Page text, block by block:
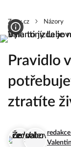
Zeny.cz Názory
Pravidlo
ztratíte